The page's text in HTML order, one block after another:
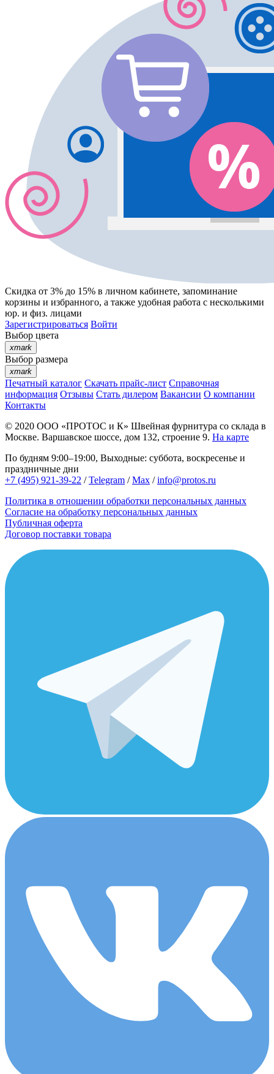
Скидка от 3% до 15% в личном кабинете, запоминание
корзины и избранного, а также удобная работа с несколькими
юр. и физ. лицами
Зарегистрироваться Войти
Выбор цвета
xmark
Выбор размера
xmark
Печатный каталог Скачать прайс-лист Справочная
информация Отзывы Стать дилером Вакансии О компании
Контакты
© 2020 ООО «ПРОТОС и К» Швейная фурнитура со склада в
Москве. Варшавское шоссе, дом 132, строение 9. На карте
По будням 9:00–19:00, Выходные: суббота, воскресенье и
праздничные дни
+7 (495) 921-39-22 /Telegram /Max /info@protos.ru
Политика в отношении обработки персональных данных
Согласие на обработку персональных данных
Публичная оферта
Договор поставки товара